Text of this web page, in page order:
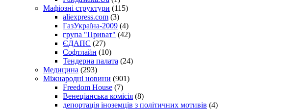
Мафіозні структури (115)
aliexpress.com (3)
ГазУкраїна-2009 (4)
група "Приват" (42)
ЄДАПС (27)
Софтлайн (10)
Тендерна палата (24)
Медицина (293)
Міжнародні новини (901)
Freedom House (7)
Венеціанська комісія (8)
депортація іноземців з політичних мотивів (4)